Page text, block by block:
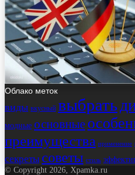
Облако меток
виды вкусный выбрать
модные основные
преимущества применение
секреты советы стиль
© Copyright 2026, Xpamka.ru